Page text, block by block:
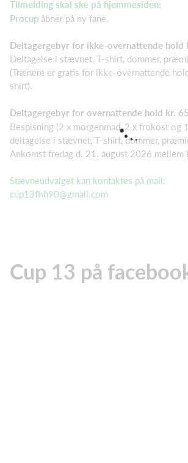
Tilmelding skal ske på hjemmesiden:
Procup åbner på ny fane.
Deltagergebyr for ikke-overnattende hold
Deltagelse i stævnet, T-shirt, dommer,
(Trænere er gratis for ikke-overnattende
shirt).
Deltagergebyr for overnattende hold kr.
Bespisning (2 x morgenmad, 2 x frokost og
deltagelse i stævnet, T-shirt, dommer,
Ankomst fredag d. 21. august 2026 mellem
Stævneudvalget kan kontaktes på mail:
cup13fhh90@gmail.com
Cup 13 på